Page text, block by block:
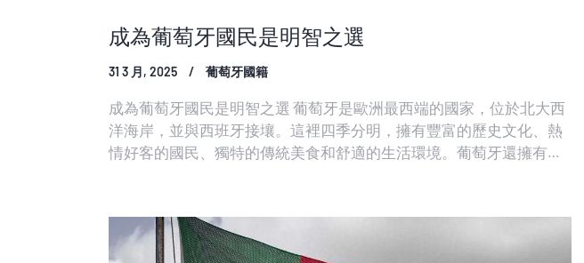
成為葡萄牙國民是明智之選
31 3 月, 2025 葡萄牙國籍
成為葡萄牙國民是明智之選 葡萄牙是歐洲最西端的國家，位於北大西
洋海岸，並與西班牙接壤。這裡四季分明，擁有豐富的歷史文化、熱
情好客的國民、獨特的傳統美食和舒適的生活環境。葡萄牙還擁有高